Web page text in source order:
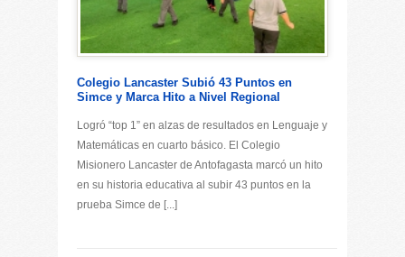
Colegio Lancaster Subió 43 Puntos en
Simce y Marca Hito a Nivel Regional
Logró “top 1” en alzas de resultados en Lenguaje y
Matemáticas en cuarto básico. El Colegio
Misionero Lancaster de Antofagasta marcó un hito
en su historia educativa al subir 43 puntos en la
prueba Simce de [...]